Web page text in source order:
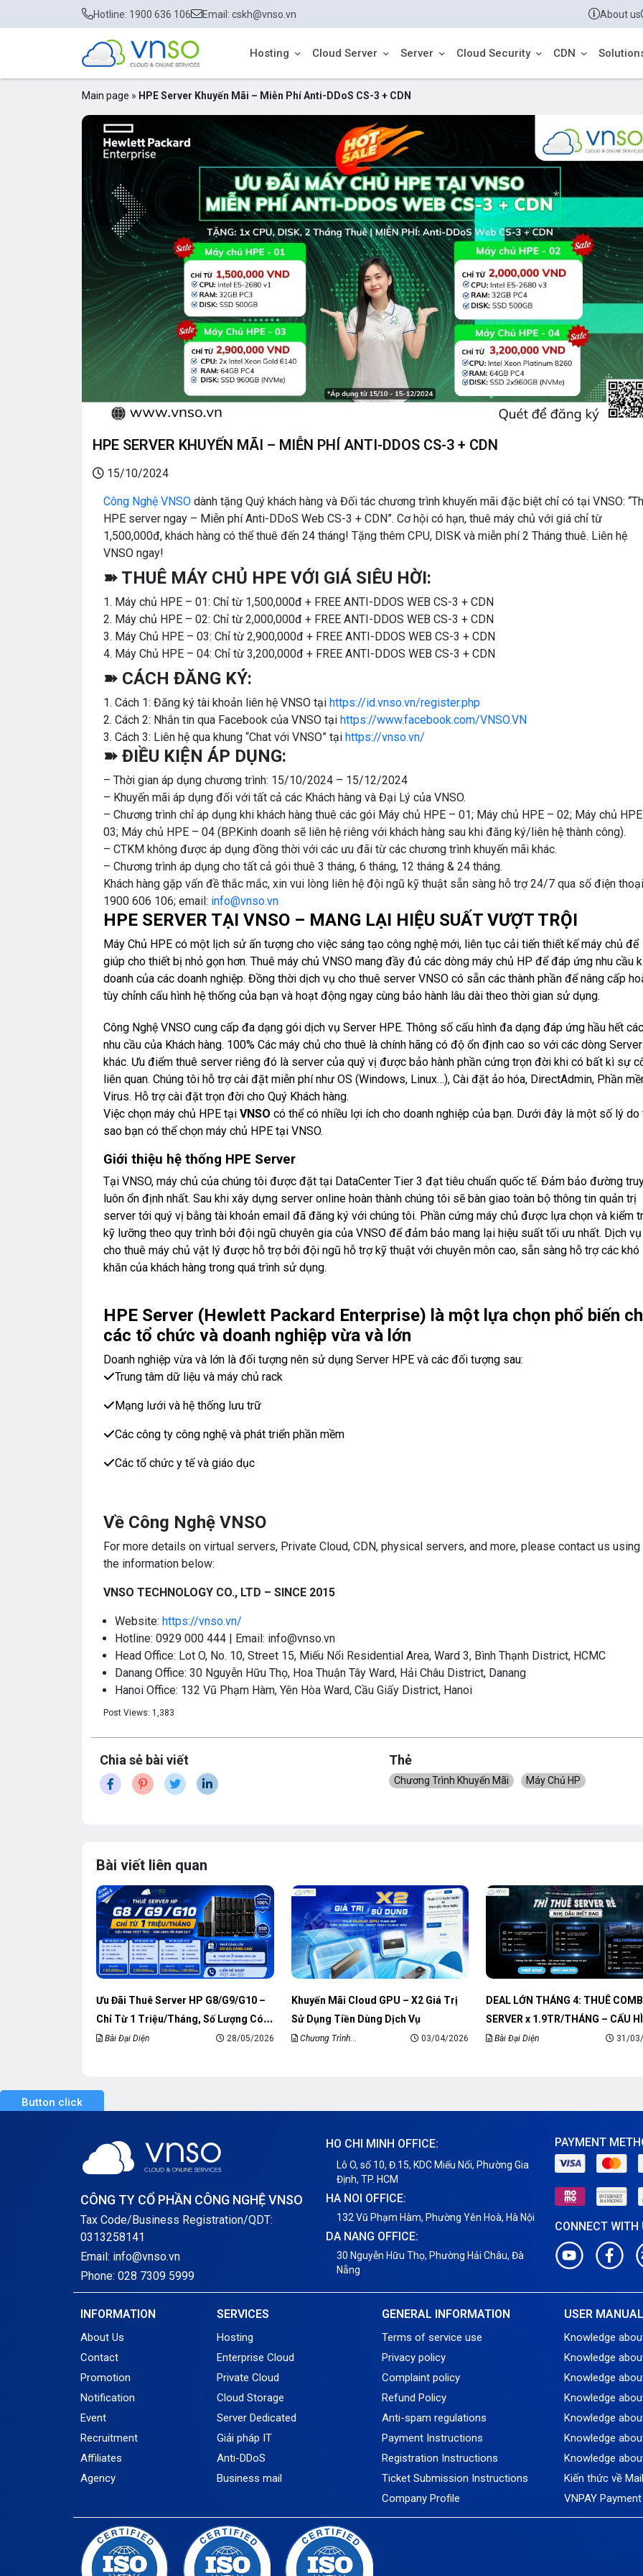
Hotline: 1900 636 106 Email: cskh@vnso.vn About us
Hosting Cloud Server Server Cloud Security CDN
Main page » HPE Server Khuyến Mãi – Miễn Phí Anti-DDoS CS-3 + CDN
HPE SERVER KHUYẾN MÃI – MIỄN PHÍ ANTI-DDOS CS-3 + CDN
15/10/2024
Công Nghệ VNSO dành tặng Quý khách hàng và Đối tác chương trình khuyến mãi đặc biệt chỉ có tại VNSO:
HPE server ngay – Miễn phí Anti-DDoS Web CS-3 + CDN”. Cơ hội có hạn, thuê máy chủ với giá chỉ từ
1,500,000đ, khách hàng có thể thuê đến 24 tháng! Tặng thêm CPU, DISK và miễn phí 2 Tháng thuê. Liên hệ
VNSO ngay!
➽ THUÊ MÁY CHỦ HPE VỚI GIÁ SIÊU HỜI:
1. Máy chủ HPE – 01: Chỉ từ 1,500,000đ + FREE ANTI-DDOS WEB CS-3 + CDN
2. Máy chủ HPE – 02: Chỉ từ 2,000,000đ + FREE ANTI-DDOS WEB CS-3 + CDN
3. Máy Chủ HPE – 03: Chỉ từ 2,900,000đ + FREE ANTI-DDOS WEB CS-3 + CDN
4. Máy Chủ HPE – 04: Chỉ từ 3,200,000đ + FREE ANTI-DDOS WEB CS-3 + CDN
➽ CÁCH ĐĂNG KÝ:
1. Cách 1: Đăng ký tài khoản liên hệ VNSO tại https://id.vnso.vn/register.php
2. Cách 2: Nhắn tin qua Facebook của VNSO tại https://www.facebook.com/VNSO.VN
3. Cách 3: Liên hệ qua khung “Chat với VNSO” tại https://vnso.vn/
➽ ĐIỀU KIỆN ÁP DỤNG:
– Thời gian áp dụng chương trình: 15/10/2024 – 15/12/2024
– Khuyến mãi áp dụng đối với tất cả các Khách hàng và Đại Lý của VNSO.
– Chương trình chỉ áp dụng khi khách hàng thuê các gói Máy chủ HPE – 01; Máy chủ HPE – 02; Máy chủ
03; Máy chủ HPE – 04 (BP.Kinh doanh sẽ liên hệ riêng với khách hàng sau khi đăng ký/liên hệ thành công).
– CTKM không được áp dụng đồng thời với các ưu đãi từ các chương trình khuyến mãi khác.
– Chương trình áp dụng cho tất cả gói thuê 3 tháng, 6 tháng, 12 tháng & 24 tháng.
Khách hàng gặp vấn đề thắc mắc, xin vui lòng liên hệ đội ngũ kỹ thuật sẵn sàng hỗ trợ 24/7 qua số điện
1900 606 106; email: info@vnso.vn
HPE SERVER TẠI VNSO – MANG LẠI HIỆU SUẤT VƯỢT TRỘI
Máy Chủ HPE có một lịch sử ấn tượng cho việc sáng tạo công nghệ mới, liên tục cải tiến thiết kế máy chủ để
giúp cho thiết bị nhỏ gọn hơn. Thuê máy chủ VNSO mang đầy đủ các dòng máy chủ HP để đáp ứng nhu cầu
doanh của các doanh nghiệp. Đồng thời dịch vụ cho thuê server VNSO có sẵn các thành phần để nâng cấp
tùy chỉnh cấu hình hệ thống của bạn và hoạt động ngay cùng bảo hành lâu dài theo thời gian sử dụng.
Công Nghệ VNSO cung cấp đa dạng gói dịch vụ Server HPE. Thông số cấu hình đa dạng đáp ứng hầu hết các
nhu cầu của Khách hàng. 100% Các máy chủ cho thuê là chính hãng có độ ổn định cao so với các dòng Server
khác. Ưu điểm thuê server riêng đó là server của quý vị được bảo hành phần cứng trọn đời khi có bất kì sự
liên quan. Chúng tôi hỗ trợ cài đặt miễn phí như OS (Windows, Linux…), Cài đặt ảo hóa, DirectAdmin, Phần
Virus. Hỗ trợ cài đặt trọn đời cho Quý Khách hàng.
Việc chọn máy chủ HPE tại VNSO có thể có nhiều lợi ích cho doanh nghiệp của bạn. Dưới đây là một số lý do
sao bạn có thể chọn máy chủ HPE tại VNSO.
Giới thiệu hệ thống HPE Server
Tại VNSO, máy chủ của chúng tôi được đặt tại DataCenter Tier 3 đạt tiêu chuẩn quốc tế. Đảm bảo đường
luôn ổn định nhất. Sau khi xây dựng server online hoàn thành chúng tôi sẽ bàn giao toàn bộ thông tin quản trị
server tới quý vị bằng tài khoản email đã đăng ký với chúng tôi. Phần cứng máy chủ được lựa chọn và kiểm
kỹ lưỡng theo quy trình bởi đội ngũ chuyên gia của VNSO để đảm bảo mang lại hiệu suất tối ưu nhất. Dịch vụ
cho thuê máy chủ vật lý được hỗ trợ bởi đội ngũ hỗ trợ kỹ thuật với chuyên môn cao, sẵn sàng hỗ trợ các khó
khăn của khách hàng trong quá trình sử dụng.
HPE Server (Hewlett Packard Enterprise) là một lựa chọn phổ biến
các tổ chức và doanh nghiệp vừa và lớn
Doanh nghiệp vừa và lớn là đối tượng nên sử dụng Server HPE và các đối tượng sau:
Trung tâm dữ liệu và máy chủ rack
Mạng lưới và hệ thống lưu trữ
Các công ty công nghệ và phát triển phần mềm
Các tổ chức y tế và giáo dục
Về Công Nghệ VNSO
For more details on virtual servers, Private Cloud, CDN, physical servers, and more, please contact us using
the information below:
VNSO TECHNOLOGY CO., LTD – SINCE 2015
Website: https://vnso.vn/
Hotline: 0929 000 444 | Email: info@vnso.vn
Head Office: Lot O, No. 10, Street 15, Miếu Nổi Residential Area, Ward 3, Bình Thạnh District, HCMC
Danang Office: 30 Nguyễn Hữu Thọ, Hoa Thuận Tây Ward, Hải Châu District, Danang
Hanoi Office: 132 Vũ Phạm Hàm, Yên Hòa Ward, Cầu Giấy District, Hanoi
Post Views: 1,383
Chia sẻ bài viết Thẻ
Chương Trình Khuyến Mãi Máy Chủ HP
Bài viết liên quan
Ưu Đãi Thuê Server HP G8/G9/G10 –
Chỉ Từ 1 Triệu/Tháng, Số Lượng Có
HạnBài Đại Diện 28/05/2026
Khuyến Mãi Cloud GPU – X2 Giá Trị
Sử Dụng Tiền Dùng Dịch Vụ
Chương Trình
03/04/2026
DEAL LỚN THÁNG 4: THUÊ
SERVER x 1.9TR/THÁNG – CẤU
KHỦNG
Bài Đại Diện 31/
Button click
CÔNG TY CỔ PHẦN CÔNG NGHỆ VNSO
Tax Code/Business Registration/QDT:
0313258141
Email: info@vnso.vn
Phone: 028 7309 5999
HO CHI MINH OFFICE:
Lô O, số 10, Đ.15, KDC Miếu Nổi, Phường Gia
Định, TP. HCM
HA NOI OFFICE:
132 Vũ Phạm Hàm, Phường Yên Hoà, Hà Nội
DA NANG OFFICE:
30 Nguyễn Hữu Thọ, Phường Hải Châu, Đà
Nẵng
PAYMENT
CONNECT WITH
INFORMATION
About Us
Contact
Promotion
Notification
Event
Recruitment
Affiliates
Agency
SERVICES
Hosting
Enterprise Cloud
Private Cloud
Cloud Storage
Server Dedicated
Giải pháp IT
Anti-DDoS
Business mail
GENERAL INFORMATION
Terms of service use
Privacy policy
Complaint policy
Refund Policy
Anti-spam regulations
Payment Instructions
Registration Instructions
Ticket Submission Instructions
Company Profile
USER MANUAL
Knowledge
Knowledge
Knowledge
Knowledge
Knowledge
Knowledge
Knowledge
Kiến thức về
VNPAY